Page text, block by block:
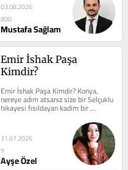
03.08.2026
800
Mustafa Sağlam
Emir İshak Paşa
Kimdir?
Emir İshak Paşa Kimdir? Konya,
nereye adım atsanız size bir Selçuklu
hikayesi fısıldayan kadim bir
başkenttir. Mevlana’nın yeşil
31.07.2026
9
Ayşe Özel